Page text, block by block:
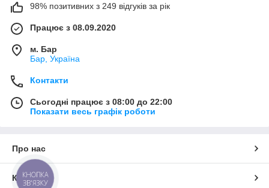
98% позитивних з 249 відгуків за рік
Працює з 08.09.2020
м. Бар
Бар, Україна
Контакти
Сьогодні працює з 08:00 до 22:00
Показати весь графік роботи
Про нас
Контакти
КНОПКА
ЗВ'ЯЗКУ